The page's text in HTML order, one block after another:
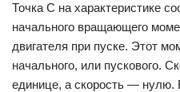
Точка С на характеристике
начального вращающего
двигателя при пуске. Этот
начального, или пускового.
единице, а скорость — нулю.